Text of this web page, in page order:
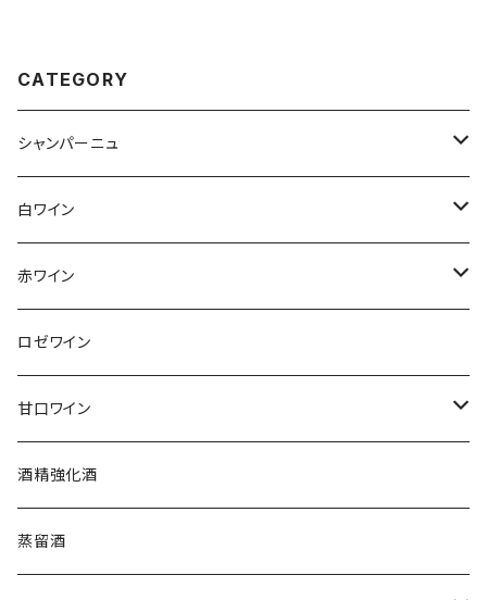
CATEGORY
シャンパーニュ
アンリ・ジロー
アンリ・ビリオ・フィス
エティエンヌ・ルフェーヴル
クリスチャン・ゴセ
クロード・カザル
ジェローム・ルフェーヴル
白ワイン
フランス
アルザス
ブルゴーニュ
ドイツ
オーストラリア
ニュージーランド
南アフリカ
赤ワイン
フランス
アルザス
シュッド・ウエスト
スロヴァキア
オーストラリア
ニュージーランド
ロゼワイン
甘口ワイン
フランス
ソーテルヌ
酒精強化酒
蒸留酒